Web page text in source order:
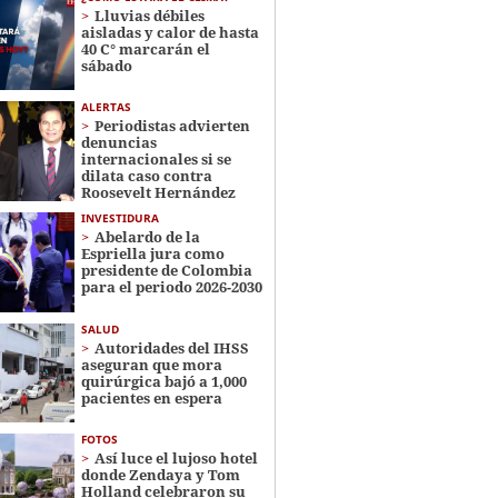
Lluvias débiles
aisladas y calor de hasta
40 C° marcarán el
sábado
ALERTAS
Periodistas advierten
denuncias
internacionales si se
dilata caso contra
Roosevelt Hernández
INVESTIDURA
Abelardo de la
Espriella jura como
presidente de Colombia
para el periodo 2026-2030
SALUD
Autoridades del IHSS
aseguran que mora
quirúrgica bajó a 1,000
pacientes en espera
FOTOS
Así luce el lujoso hotel
donde Zendaya y Tom
Holland celebraron su